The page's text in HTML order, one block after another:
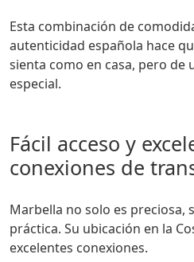
Esta combinación de comodidad internacional y
autenticidad española hace
sienta como en casa, pero de
especial.
Fácil acceso y excelentes
conexiones de
Marbella no solo es preciosa, sino que también es
práctica. Su ubicación en la
excelentes conexiones.